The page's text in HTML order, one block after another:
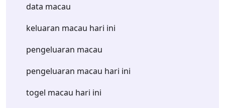
data macau
keluaran macau hari ini
pengeluaran macau
pengeluaran macau hari ini
togel macau hari ini